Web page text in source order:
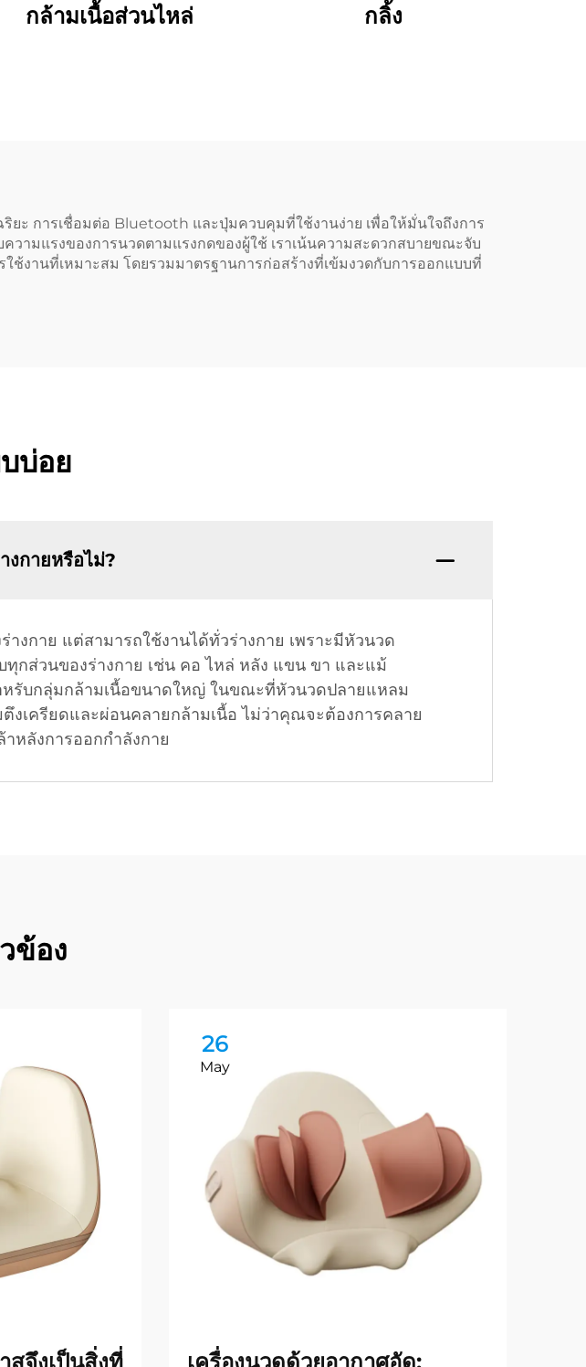
กล้ามเนื้อส่วนไหล่
กลิ้ง
ยะ การเชื่อมต่อ Bluetooth และปุ่มควบคุมที่ใช้งานง่าย เพื่อให้มั่นใจถึงการ
ามแรงของการนวดตามแรงกดของผู้ใช้ เราเน้นความสะดวกสบายขณะจับ
งานที่เหมาะสม โดยรวมมาตรฐานการก่อสร้างที่เข้มงวดกับการออกแบบที่
บ่อย
งกายหรือไม่?
งกาย แต่สามารถใช้งานได้ทั่วร่างกาย เพราะมีหัวนวด
กส่วนของร่างกาย เช่น คอ ไหล่ หลัง แขน ขา และแม้
หรับกลุ่มกล้ามเนื้อขนาดใหญ่ ในขณะที่หัวนวดปลายแหลม
งเครียดและผ่อนคลายกล้ามเนื้อ ไม่ว่าคุณจะต้องการคลาย
หลังการออกกำลังกาย
ข้อง
26
May